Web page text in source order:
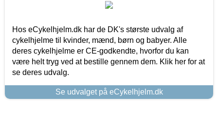
Hos eCykelhjelm.dk har de DK's største udvalg af
cykelhjelme til kvinder, mænd, børn og babyer. Alle
deres cykelhjelme er CE-godkendte, hvorfor du kan
være helt tryg ved at bestille gennem dem. Klik her for at
se deres udvalg.
Se udvalget på eCykelhjelm.dk